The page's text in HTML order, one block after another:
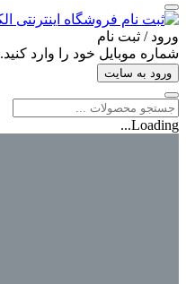
ورود / ثبت ‌نام
شماره موبایل خود را وارد کنید.
ورود به سایت
Loading...